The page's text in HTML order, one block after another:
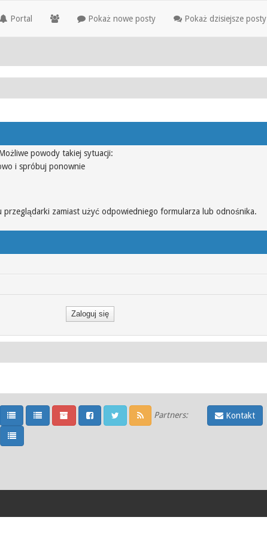
Portal Pokaż nowe posty Pokaż dzisiejsze posty
powody takiej sytuacji:
i spróbuj ponownie
zamiast użyć odpowiedniego formularza lub odnośnika.
Partners: Kontakt